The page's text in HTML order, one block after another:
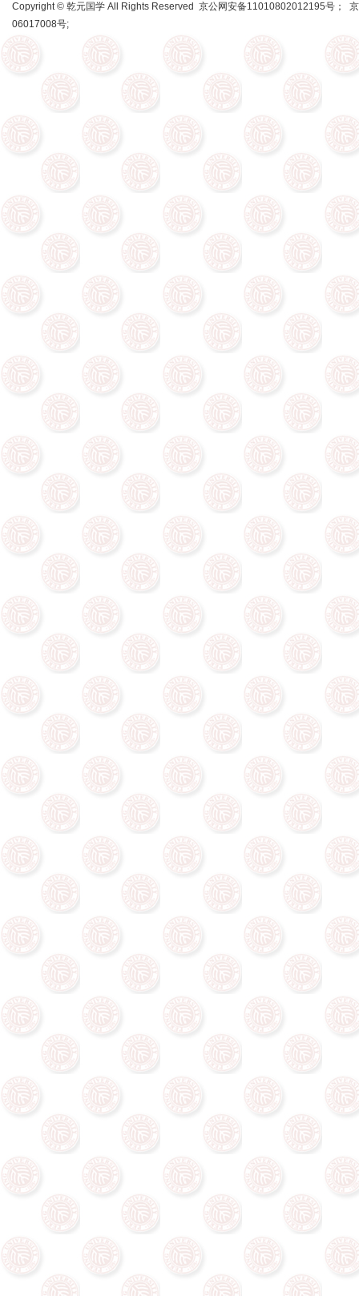
Copyright © 乾元国学 All Rights Reserved 京公网安备11010802012195号；
06017008号;